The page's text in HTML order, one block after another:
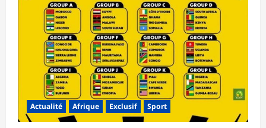
Actualité Afrique Exclusif Sport